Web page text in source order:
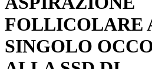
FOLLICOLARE
SINGOLO